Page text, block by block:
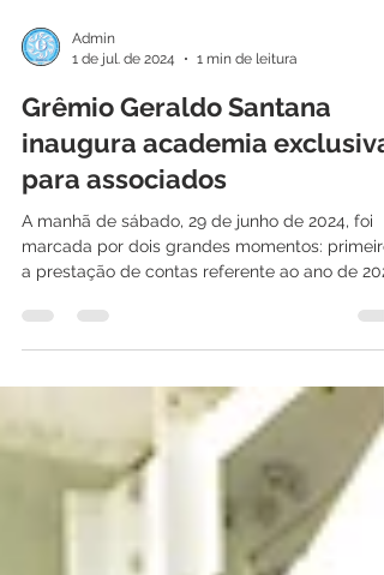
1 de jul. de 2024
1 min de leitura
Grêmio Geraldo Santana
inaugura academia exclusiva
para associados
A manhã de sábado, 29 de junho de 2024, foi
a prestação de contas referente ao ano de